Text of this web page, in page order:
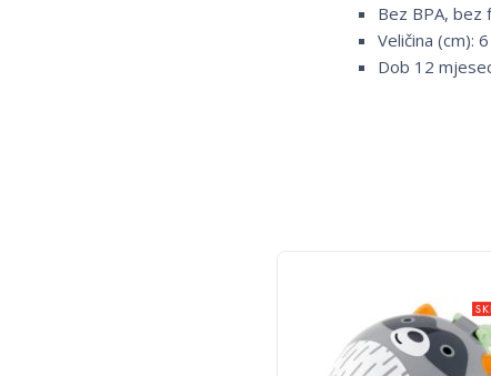
Bez BPA, bez
Veličina (cm):
Dob 12